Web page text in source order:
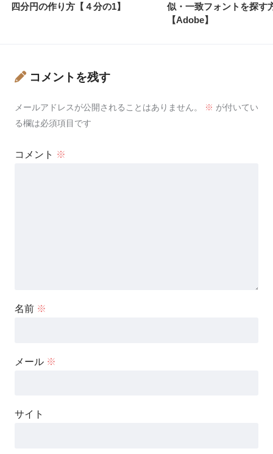
四分円の作り方【４分の1】
似・一致フォントを探す
【Adobe】
コメントを残す
メールアドレスが公開されることはありません。 ※ が付いてい
る欄は必須項目です
コメント ※
名前 ※
メール ※
サイト